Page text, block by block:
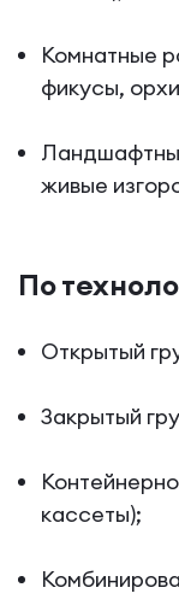
Комнатные
фикусы,
живые
По
Открытый
Закрытый
кассеты);